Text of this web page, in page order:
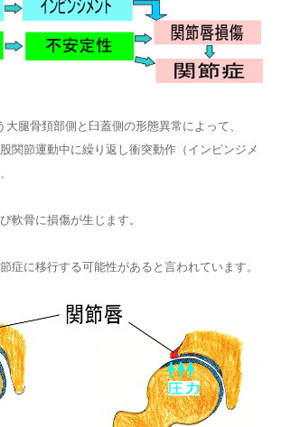
腿骨頚部側と臼蓋側の形態異常によって、
関節運動中に繰り返し衝突動作（インピンジメ
軟骨に損傷が生じます。
症に移行する可能性があると言われています。